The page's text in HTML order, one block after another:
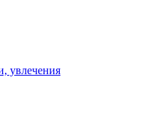
увлечения